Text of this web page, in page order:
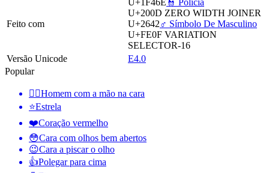
Feito com
U+1F46E 👮 Polícia
U+200D ZERO WIDTH JOINER
U+2642♂️ Símbolo De Masculino
U+FE0F VARIATION
SELECTOR-16
Versão Unicode
E4.0
Popular
🤦‍♂️Homem com a mão na cara
⭐Estrela
❤️Coração vermelho
😳Cara com olhos bem abertos
😉Cara a piscar o olho
👍Polegar para cima